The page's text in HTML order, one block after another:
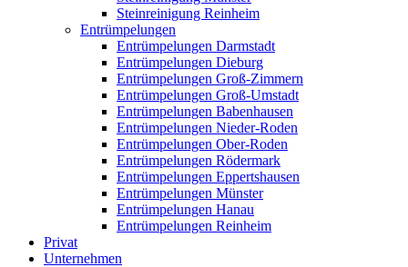
Steinreinigung Reinheim
Entrümpelungen
Entrümpelungen Darmstadt
Entrümpelungen Dieburg
Entrümpelungen Groß-Zimmern
Entrümpelungen Groß-Umstadt
Entrümpelungen Babenhausen
Entrümpelungen Nieder-Roden
Entrümpelungen Ober-Roden
Entrümpelungen Rödermark
Entrümpelungen Eppertshausen
Entrümpelungen Münster
Entrümpelungen Hanau
Entrümpelungen Reinheim
Privat
Unternehmen